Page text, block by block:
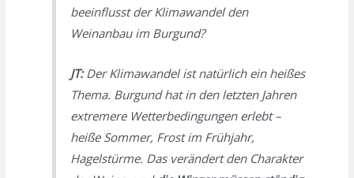
beeinflusst der Klimawandel den
Weinanbau im Burgund?
JT:Der Klimawandel ist natürlich ein heißes
Thema. Burgund hat in den letzten Jahren
extremere Wetterbedingungen erlebt –
heiße Sommer, Frost im Frühjahr,
Hagelstürme. Das verändert den Charakter